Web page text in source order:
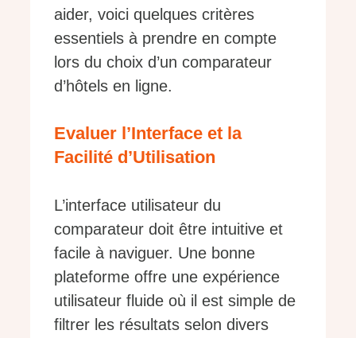
aider, voici quelques critères
essentiels à prendre en compte
lors du choix d’un comparateur
d’hôtels en ligne.
Evaluer l’Interface et la
Facilité d’Utilisation
L’interface utilisateur du
comparateur doit être intuitive et
facile à naviguer. Une bonne
plateforme offre une expérience
utilisateur fluide où il est simple de
filtrer les résultats selon divers